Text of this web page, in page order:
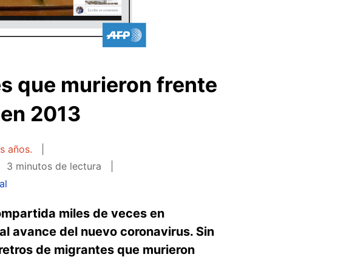
que murieron frente
2013
años.
3 minutos de lectura
miles de veces en
avance del nuevo coronavirus. Sin
de migrantes que murieron